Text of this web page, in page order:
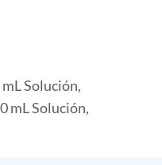
Solución,
mL Solución,